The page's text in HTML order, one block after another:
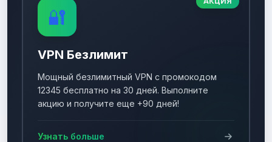
🔐
VPN Безлимит
Мощный безлимитный VPN с промокодом
12345 бесплатно на 30 дней. Выполните
акцию и получите еще +90 дней!
Узнать больше